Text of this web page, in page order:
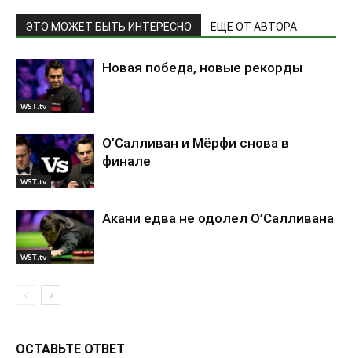
ЭТО МОЖЕТ БЫТЬ ИНТЕРЕСНО ЕЩЕ ОТ АВТОРА
WST.tv
Новая победа, новые рекорды
WST.tv
О’Салливан и Мёрфи снова в
финале
WST.tv
Акани едва не одолел О’Салливана
ОСТАВЬТЕ ОТВЕТ